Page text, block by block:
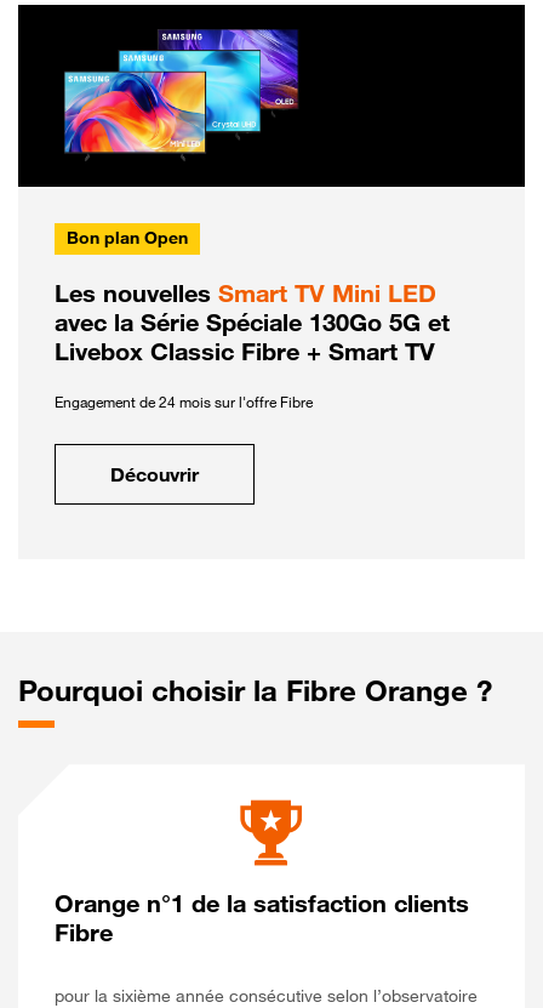
Bon plan Open
Les nouvelles Smart TV Mini LED
avec la Série Spéciale 130Go 5G et
Livebox Classic Fibre + Smart TV
Engagement de 24 mois sur l'offre Fibre
Découvrir
Pourquoi choisir la Fibre Orange ?
Orange n°1 de la satisfaction clients
Fibre
pour la sixième année consécutive selon l’observatoire